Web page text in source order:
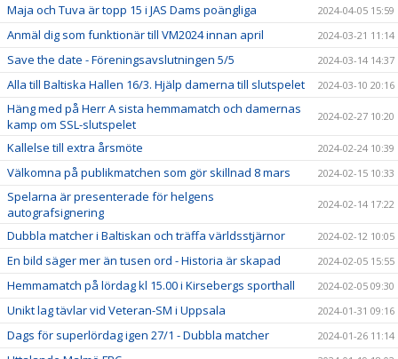
Maja och Tuva är topp 15 i JAS Dams poängliga 2024-04-05 15:59
Anmäl dig som funktionär till VM2024 innan april 2024-03-21 11:14
Save the date - Föreningsavslutningen 5/5 2024-03-14 14:37
Alla till Baltiska Hallen 16/3. Hjälp damerna till slutspelet 2024-03-10 20:16
Häng med på Herr A sista hemmamatch och damernas
kamp om SSL-slutspelet
2024-02-27 10:20
Kallelse till extra årsmöte 2024-02-24 10:39
Välkomna på publikmatchen som gör skillnad 8 mars 2024-02-15 10:33
Spelarna är presenterade för helgens
autografsignering
2024-02-14 17:22
Dubbla matcher i Baltiskan och träffa världsstjärnor 2024-02-12 10:05
En bild säger mer än tusen ord - Historia är skapad 2024-02-05 15:55
Hemmamatch på lördag kl 15.00 i Kirsebergs sporthall 2024-02-05 09:30
Unikt lag tävlar vid Veteran-SM i Uppsala 2024-01-31 09:16
Dags för superlördag igen 27/1 - Dubbla matcher 2024-01-26 11:14